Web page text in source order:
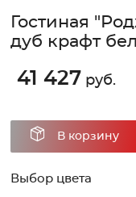
Гостиная
дуб крафт
41 427 руб.
В корзину
Выбор цвета